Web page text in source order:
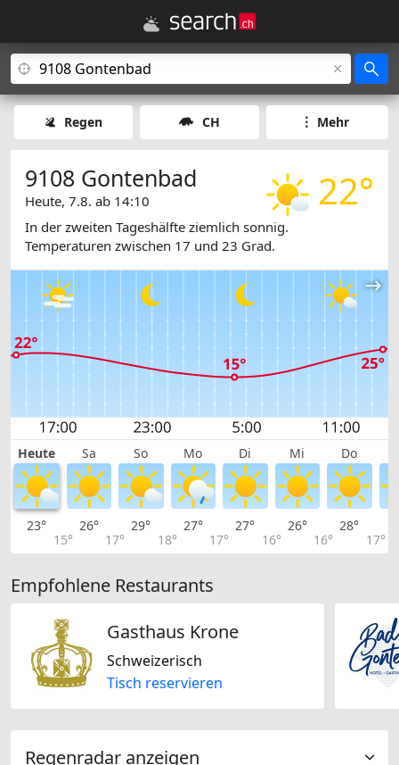
Regen CH Mehr
22°
9108 Gontenbad
Heute, 7.8. ab 14:10
In der zweiten Tageshälfte ziemlich sonnig.
Temperaturen zwischen 17 und 23 Grad.
Heute Sa So Mo Di Mi Do
23°
15°
26°
17°
29°
18°
27°
17°
27°
16°
26°
16°
28°
17°
Empfohlene Restaurants
Gasthaus Krone
Schweizerisch
Tisch reservieren
Regenradar anzeigen